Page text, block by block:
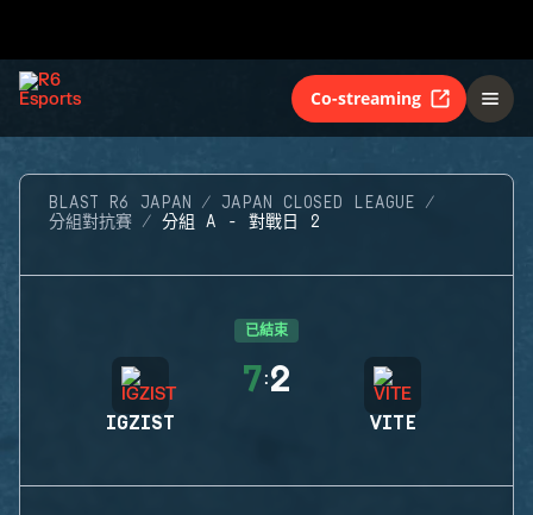
Co-streaming
BLAST R6 JAPAN
JAPAN CLOSED LEAGUE
分組對抗賽
分組 A - 對戰日 2
已結束
IGZIST
7:2
VITE